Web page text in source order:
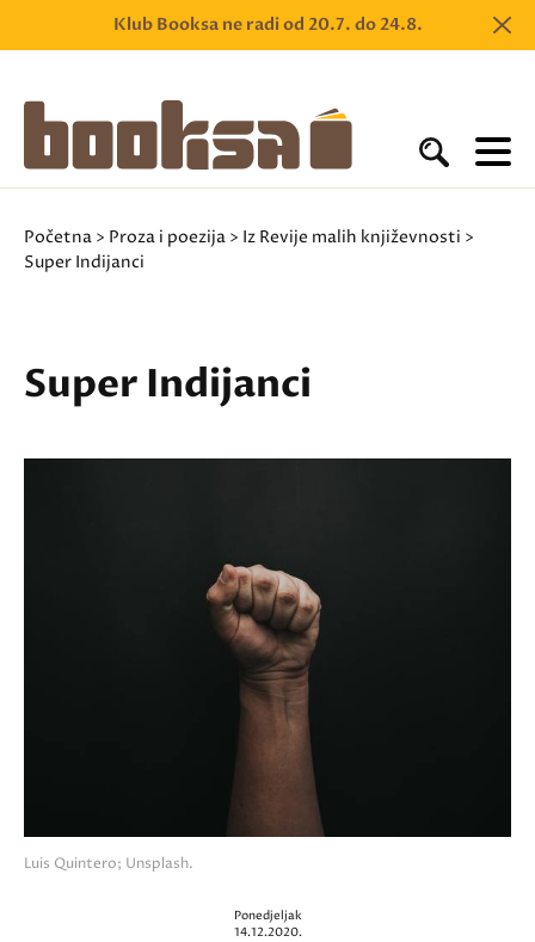
Klub Booksa ne radi od 20.7. do 24.8.
Početna > Proza i poezija > Iz Revije malih književnosti >
Super Indijanci
Super Indijanci
Luis Quintero; Unsplash.
Ponedjeljak
14.12.2020.